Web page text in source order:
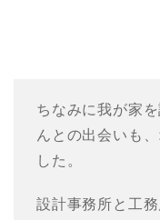
ちなみに我が家
んとの出会いも
した。
設計事務所と工